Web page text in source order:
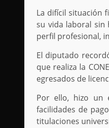
La difícil situación
su vida laboral sin
perfil profesional,
El diputado
que realiza la
egresados de
Por ello, hizo un
facilidades de
titulaciones